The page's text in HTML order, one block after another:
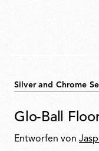
Silver and Chrome
Glo-Ball
Entworfen von